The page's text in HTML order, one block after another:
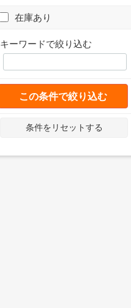
在庫あり
キーワードで絞り込む
この条件で絞り込む
条件をリセットする